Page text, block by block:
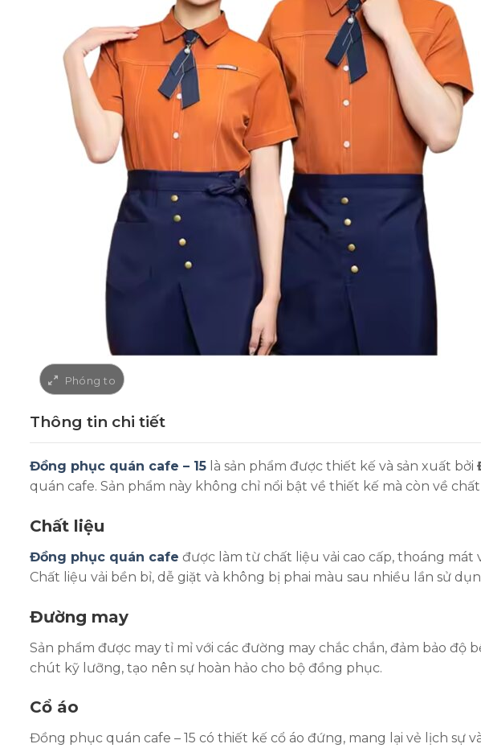
Thông tin chi tiết
Đồng phục quán cafe – 15 là sản phẩm được thiết kế và sản xuất bởi
quán cafe. Sản phẩm này không chỉ nổi bật về thiết kế mà còn về
Chất liệu
Đồng phục quán cafe được làm từ chất liệu vải cao cấp, thoáng
Chất liệu vải bền bỉ, dễ giặt và không bị phai màu sau nhiều lần sử
Đường may
Sản phẩm được may tỉ mỉ với các đường may chắc chắn, đảm bảo độ
chút kỹ lưỡng, tạo nên sự hoàn hảo cho bộ đồng phục.
Cổ áo
Đồng phục quán cafe – 15 có thiết kế cổ áo đứng, mang lại vẻ lịch sự